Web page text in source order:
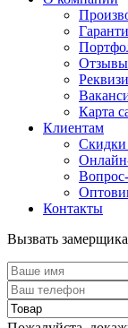
Отзывы
Карта
Клиентам
Скидки
Контакты
Вызвать замерщика